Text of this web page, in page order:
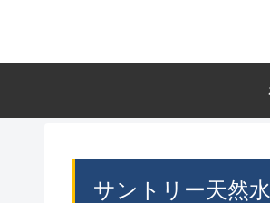
サントリー天然水